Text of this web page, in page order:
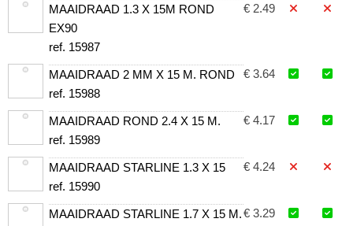
MAAIDRAAD 1.3 X 15M ROND
EX90
ref. 15987
€ 2.49
MAAIDRAAD 2 MM X 15 M. ROND
ref. 15988
€ 3.64
MAAIDRAAD ROND 2.4 X 15 M.
ref. 15989
€ 4.17
MAAIDRAAD STARLINE 1.3 X 15
ref. 15990
€ 4.24
MAAIDRAAD STARLINE 1.7 X 15 M.€ 3.29